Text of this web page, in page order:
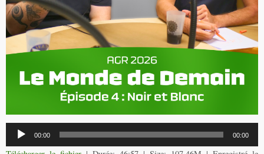
Lecteur
audio
00:00 00:00